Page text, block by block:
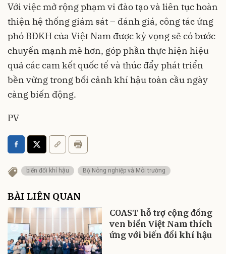
Với việc mở rộng phạm vi đào tạo và liên tục hoàn
thiện hệ thống giám sát – đánh giá, công tác ứng
phó BĐKH của Việt Nam được kỳ vọng sẽ có bước
chuyển mạnh mẽ hơn, góp phần thực hiện hiệu
quả các cam kết quốc tế và thúc đẩy phát triển
bền vững trong bối cảnh khí hậu toàn cầu ngày
càng biến động.
PV
biến đổi khí hậu Bộ Nông nghiệp và Môi trường
BÀI LIÊN QUAN
COAST hỗ trợ cộng đồng
ven biển Việt Nam thích
ứng với biến đổi khí hậu